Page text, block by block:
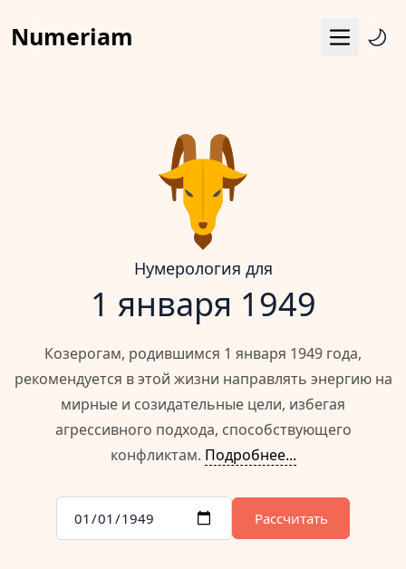
Numeriam Меню
Матрица судьбы
Гороскоп
Календарь
Нумерология для
1 января 1949
Козерогам, родившимся 1 января 1949 года,
рекомендуется в этой жизни направлять энергию на
мирные и созидательные цели, избегая
агрессивного подхода, способствующего
конфликтам. Подробнее...
Рассчитать